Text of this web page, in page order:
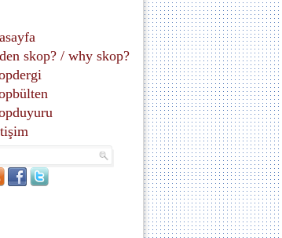
skop? / why skop?